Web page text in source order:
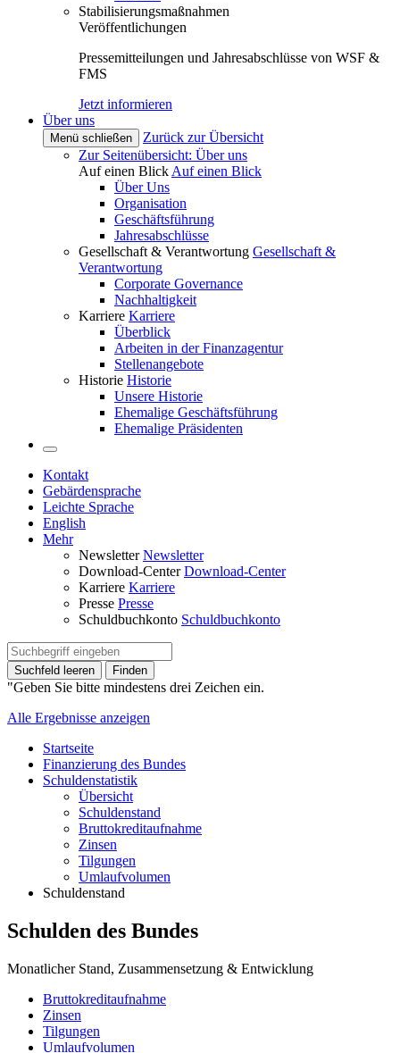
Stabilisierungsmaßnahmen
Veröffentlichungen
Pressemitteilungen und Jahresabschlüsse von WSF &
FMS
Jetzt informieren
Über uns
Menü schließen
Zurück zur Übersicht
Zur Seitenübersicht: Über uns
Auf einen Blick Auf einen Blick
Über Uns
Organisation
Geschäftsführung
Jahresabschlüsse
Gesellschaft & Verantwortung Gesellschaft &
Verantwortung
Corporate Governance
Nachhaltigkeit
Karriere Karriere
Überblick
Arbeiten in der Finanzagentur
Stellenangebote
Historie Historie
Unsere Historie
Ehemalige Geschäftsführung
Ehemalige Präsidenten
Kontakt
Gebärdensprache
Leichte Sprache
English
Mehr
Newsletter Newsletter
Download-Center Download-Center
Karriere Karriere
Presse Presse
Schuldbuchkonto Schuldbuchkonto
Suchfeld leeren Finden
"Geben Sie bitte mindestens drei Zeichen ein.
Alle Ergebnisse anzeigen
Startseite
Finanzierung des Bundes
Schuldenstatistik
Übersicht
Schuldenstand
Bruttokreditaufnahme
Zinsen
Tilgungen
Umlaufvolumen
Schuldenstand
Schulden des Bundes
Monatlicher Stand, Zusammensetzung & Entwicklung
Bruttokreditaufnahme
Zinsen
Tilgungen
Umlaufvolumen